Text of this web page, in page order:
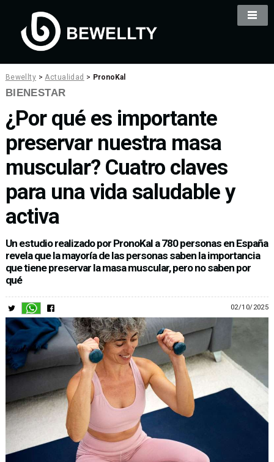
Bewellty >Actualidad > PronoKal
BIENESTAR
¿Por qué es importante
preservar nuestra masa
muscular? Cuatro claves
para una vida saludable y
activa
Un estudio realizado por PronoKal a 780 personas en España
revela que la mayoría de las personas saben la importancia
que tiene preservar la masa muscular, pero no saben por
qué
02/10/2025